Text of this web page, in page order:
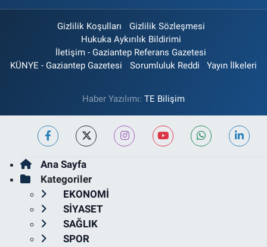
Gizlilik Koşulları
Gizlilik Sözleşmesi
Hukuka Aykırılık Bildirimi
İletişim - Gaziantep Referans Gazetesi
KÜNYE - Gaziantep Gazetesi
Sorumluluk Reddi Yayın İlkeleri
Haber Yazılımı: TE Bilişim
Ana Sayfa
Kategoriler
EKONOMİ
SİYASET
SAĞLIK
SPOR